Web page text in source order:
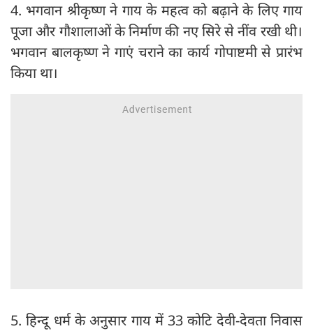
4. भगवान श्रीकृष्ण ने गाय के महत्व को बढ़ाने के लिए गाय
पूजा और गौशालाओं के निर्माण की नए सिरे से नींव रखी थी।
भगवान बालकृष्ण ने गाएं चराने का कार्य गोपाष्टमी से प्रारंभ
किया था।
5. हिन्दू धर्म के अनुसार गाय में 33 कोटि देवी-देवता निवास